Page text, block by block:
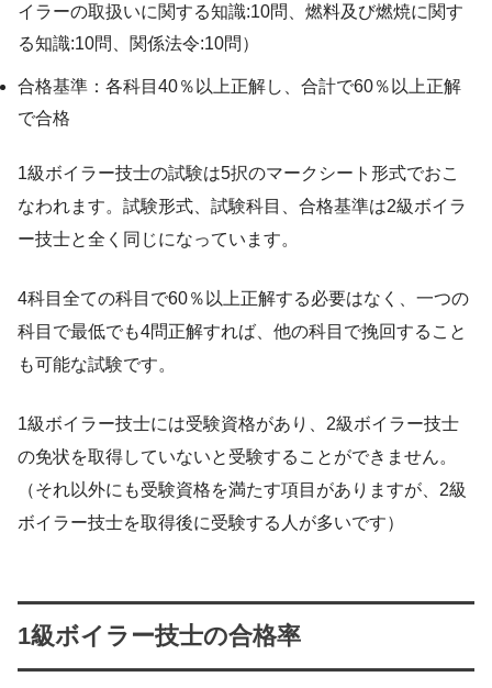
イラーの取扱いに関する知識:10問、燃料及び燃焼に関す
る知識:10問、関係法令:10問）
合格基準：各科目40％以上正解し、合計で60％以上正解
で合格
1級ボイラー技士の試験は5択のマークシート形式でおこ
なわれます。試験形式、試験科目、合格基準は2級ボイラ
ー技士と全く同じになっています。
4科目全ての科目で60％以上正解する必要はなく、一つの
科目で最低でも4問正解すれば、他の科目で挽回すること
も可能な試験です。
1級ボイラー技士には受験資格があり、2級ボイラー技士
の免状を取得していないと受験することができません。
（それ以外にも受験資格を満たす項目がありますが、2級
ボイラー技士を取得後に受験する人が多いです）
1級ボイラー技士の合格率